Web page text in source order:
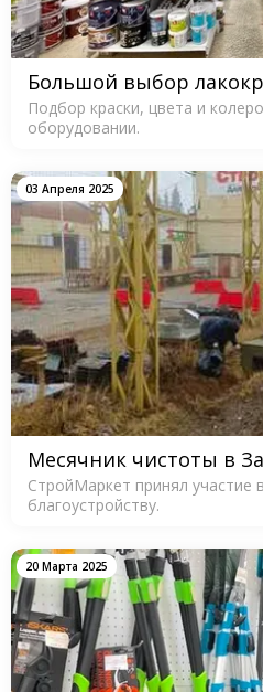
Большой выбор
Подбор краски, цвета и
оборудовании.
03 Апреля 2025
Месячник чистоты в
СтройМаркет принял участие
благоустройству.
20 Марта 2025